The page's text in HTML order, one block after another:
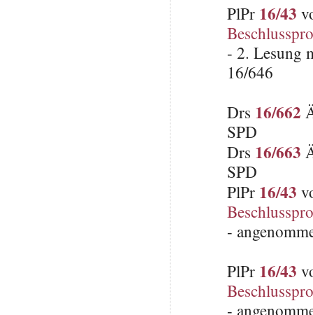
PlPr 16/43
- 2. Lesung
16/646
Drs 16/662
SPD
Drs 16/663
SPD
PlPr 16/43
-
PlPr 16/43
-